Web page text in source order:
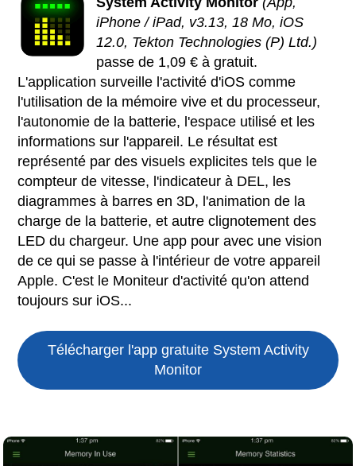
iPhone / iPad, v3.13, 18 Mo, iOS
12.0, Tekton Technologies (P) Ltd.)
passe de 1,09 € à gratuit.
L'application surveille l'activité d'iOS comme
l'utilisation de la mémoire vive et du processeur,
l'autonomie de la batterie, l'espace utilisé et les
informations sur l'appareil. Le résultat est
représenté par des visuels explicites tels que le
compteur de vitesse, l'indicateur à DEL, les
diagrammes à barres en 3D, l'animation de la
charge de la batterie, et autre clignotement des
LED du chargeur. Une app pour avec une vision
de ce qui se passe à l'intérieur de votre appareil
Apple. C'est le Moniteur d'activité qu'on attend
toujours sur iOS...
Télécharger l'app gratuite System Activity
Monitor